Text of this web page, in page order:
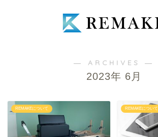
― ARCHIVES ―
2023年 6月
REMAKEについて REMAKEについて